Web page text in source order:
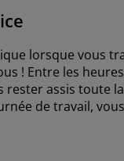
lorsque vous
! Entre les
rester assis toute
de travail,